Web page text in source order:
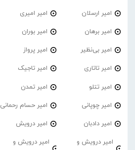
امیر ارسلان امیر امیری
امیر برهان امیر‌ بوران
امیر بی‌نظیر امیر پرواز
امیر تاتاری امیر تاجیک
امیر تتلو امیر تمدن
امیر چوپانی امیر حسام رحمانی
امیر دادبان امیر درویش
امیر درویش و
امیر درویش و